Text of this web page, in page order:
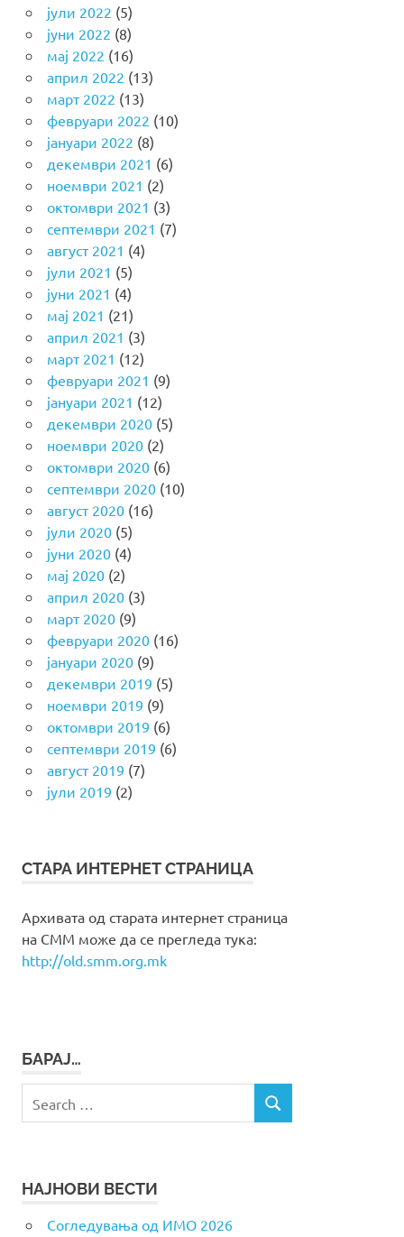
јули 2022 (5)
јуни 2022 (8)
мај 2022 (16)
април 2022 (13)
март 2022 (13)
февруари 2022 (10)
јануари 2022 (8)
декември 2021 (6)
ноември 2021 (2)
октомври 2021 (3)
септември 2021 (7)
август 2021 (4)
јули 2021 (5)
јуни 2021 (4)
мај 2021 (21)
април 2021 (3)
март 2021 (12)
февруари 2021 (9)
јануари 2021 (12)
декември 2020(5)
ноември 2020(2)
октомври 2020(6)
септември 2020(10)
август 2020(16)
јули 2020(5)
јуни 2020(4)
мај 2020(2)
април 2020(3)
март 2020(9)
февруари 2020(16)
јануари 2020(9)
декември 2019 (5)
ноември 2019 (9)
октомври 2019 (6)
септември 2019 (6)
август 2019 (7)
јули 2019 (2)
СТАРА ИНТЕРНЕТ СТРАНИЦА
Архивата од старата интернет страница
на СММ може да се прегледа тука:
http://old.smm.org.mk
БАРАЈ…
for:
SEARCH
НАЈНОВИ ВЕСТИ
Согледувања од ИМО 2026